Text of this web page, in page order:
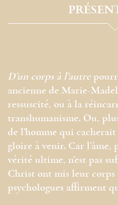
D’un corps à l’autre
ancienne de Marie-
ressuscité, ou à la
transhumanisme. Ou,
de l’homme qui
gloire à venir. Car
vérité ultime, n’est pas
Christ ont mis leur corps
psychologues affirment